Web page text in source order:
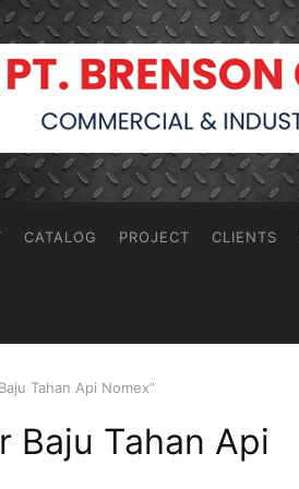
CATALOG PROJECT CLIENTS
Tahan Api Nomex”
Baju Tahan Api